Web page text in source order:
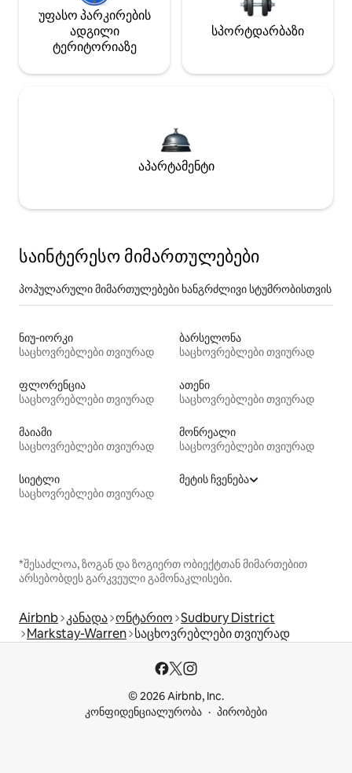
უფასო პარკირების
ადგილი
ტერიტორიაზე
სპორტდარბაზი
აპარტამენტი
საინტერესო მიმართულებები
პოპულარული მიმართულებები ხანგრძლივი სტუმრობისთვის
ნიუ-იორკი
საცხოვრებლები თვიურად
ბარსელონა
საცხოვრებლები თვიურად
ფლორენცია
საცხოვრებლები თვიურად
ათენი
საცხოვრებლები თვიურად
მაიამი
საცხოვრებლები თვიურად
მონრეალი
საცხოვრებლები თვიურად
სიეტლი
საცხოვრებლები თვიურად
მეტის ჩვენება
*შესაძლოა, ზოგან და ზოგიერთ ობიექტთან მიმართებით
არსებობდეს გარკვეული გამონაკლისები.
Airbnb კანადა ონტარიო Sudbury District
Markstay-Warren საცხოვრებლები თვიურად
© 2026 Airbnb, Inc.
კონფიდენციალურობა
პირობები